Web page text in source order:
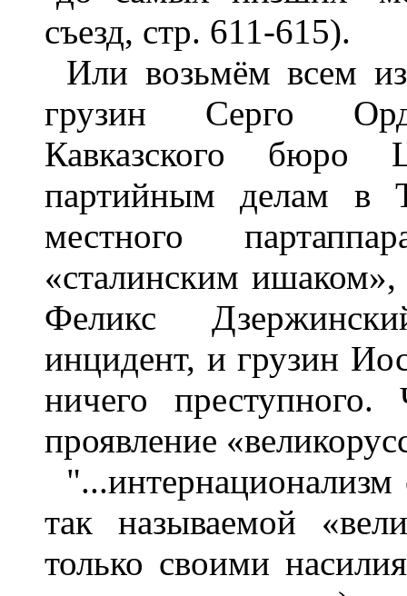
съезд, стр. 611-615).
Или возьмём всем
грузин Серго
Кавказского
партийным делам в
местного
«сталинским
Феликс
инцидент, и грузин
ничего
проявление
так называемой
только своими